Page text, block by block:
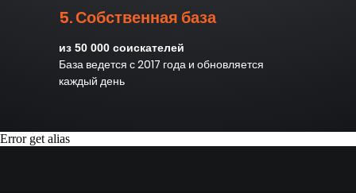
5. Собственная база
из 50 000 соискателей
База ведется с 2017 года и обновляется
каждый день
Error get alias